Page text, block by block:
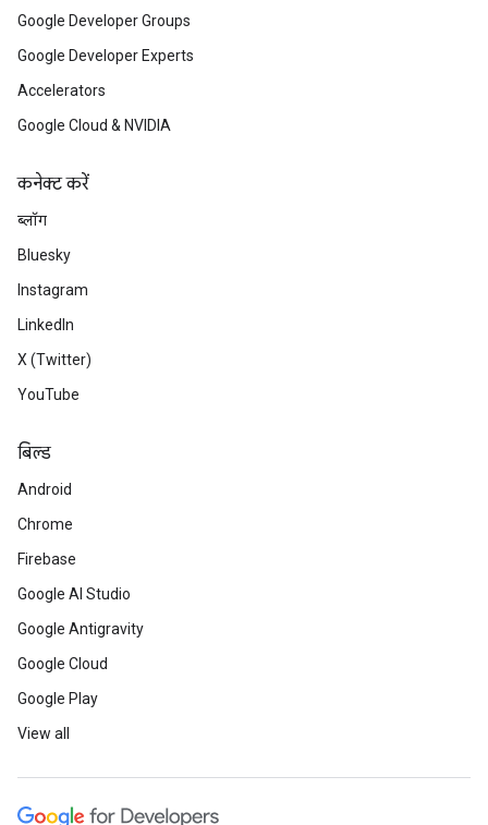
Google Developer Groups
Google Developer Experts
Accelerators
Google Cloud & NVIDIA
कनेक्ट करें
ब्लॉग
Bluesky
Instagram
LinkedIn
X (Twitter)
YouTube
बिल्ड
Android
Chrome
Firebase
Google AI Studio
Google Antigravity
Google Cloud
Google Play
View all